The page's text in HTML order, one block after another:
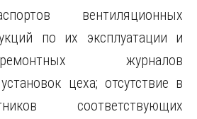
вентиляционных
по их эксплуатации и
ремонтных журналов
цеха; отсутствие в
соответствующих